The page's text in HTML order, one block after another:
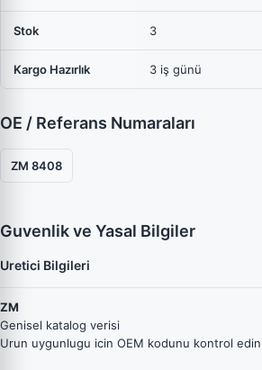
Stok 3
Kargo Hazırlık 3 iş günü
OE / Referans Numaraları
ZM 8408
Guvenlik ve Yasal Bilgiler
Uretici Bilgileri
ZM
Genisel katalog verisi
Urun uygunlugu icin OEM kodunu kontrol